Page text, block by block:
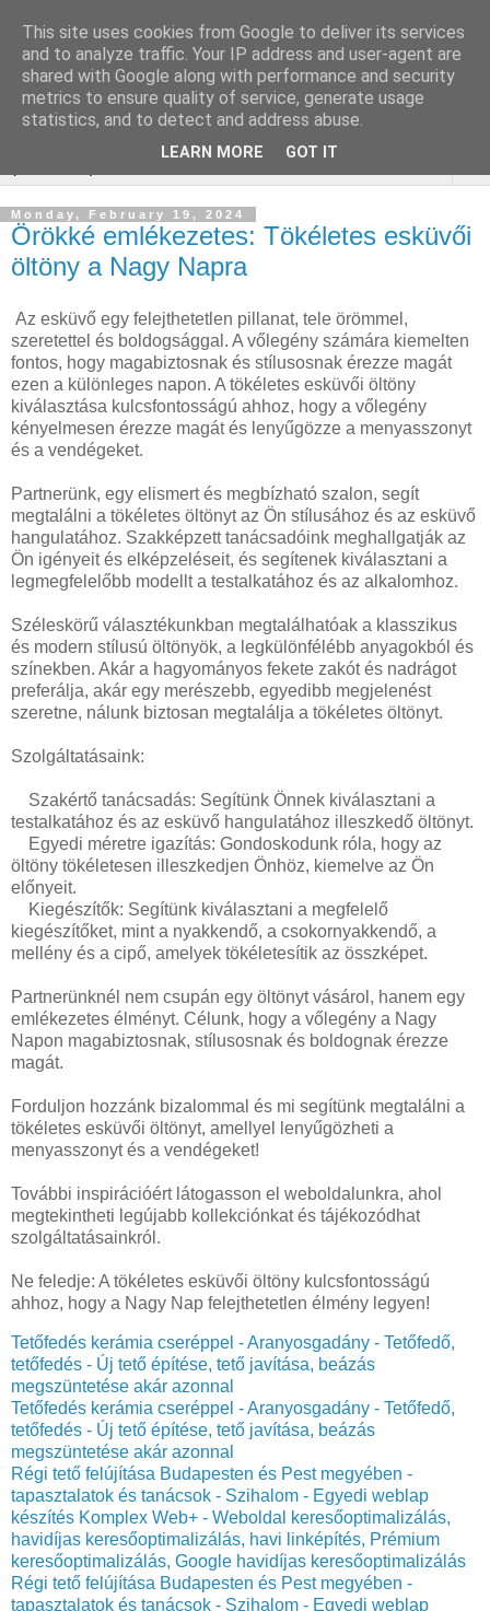
Online Marketing
gurtnicsere
Monday, February 19, 2024
Örökké emlékezetes: Tökéletes esküvői
öltöny a Nagy Napra
Az esküvő egy felejthetetlen pillanat, tele örömmel,
szeretettel és boldogsággal. A vőlegény számára kiemelten
fontos, hogy magabiztosnak és stílusosnak érezze magát
ezen a különleges napon. A tökéletes esküvői öltöny
kiválasztása kulcsfontosságú ahhoz, hogy a vőlegény
kényelmesen érezze magát és lenyűgözze a menyasszonyt
és a vendégeket.
Partnerünk, egy elismert és megbízható szalon, segít
megtalálni a tökéletes öltönyt az Ön stílusához és az esküvő
hangulatához. Szakképzett tanácsadóink meghallgatják az
Ön igényeit és elképzeléseit, és segítenek kiválasztani a
legmegfelelőbb modellt a testalkatához és az alkalomhoz.
Széleskörű választékunkban megtalálhatóak a klasszikus
és modern stílusú öltönyök, a legkülönfélébb anyagokból és
színekben. Akár a hagyományos fekete zakót és nadrágot
preferálja, akár egy merészebb, egyedibb megjelenést
szeretne, nálunk biztosan megtalálja a tökéletes öltönyt.
Szolgáltatásaink:
Szakértő tanácsadás: Segítünk Önnek kiválasztani a
testalkatához és az esküvő hangulatához illeszkedő öltönyt.
Egyedi méretre igazítás: Gondoskodunk róla, hogy az
öltöny tökéletesen illeszkedjen Önhöz, kiemelve az Ön
előnyeit.
Kiegészítők: Segítünk kiválasztani a megfelelő
kiegészítőket, mint a nyakkendő, a csokornyakkendő, a
mellény és a cipő, amelyek tökéletesítik az összképet.
Partnerünknél nem csupán egy öltönyt vásárol, hanem egy
emlékezetes élményt. Célunk, hogy a vőlegény a Nagy
Napon magabiztosnak, stílusosnak és boldognak érezze
magát.
Forduljon hozzánk bizalommal és mi segítünk megtalálni a
tökéletes esküvői öltönyt, amellyel lenyűgözheti a
menyasszonyt és a vendégeket!
További inspirációért látogasson el weboldalunkra, ahol
megtekintheti legújabb kollekciónkat és tájékozódhat
szolgáltatásainkról.
Ne feledje: A tökéletes esküvői öltöny kulcsfontosságú
ahhoz, hogy a Nagy Nap felejthetetlen élmény legyen!
Tetőfedés kerámia cseréppel - Aranyosgadány - Tetőfedő,
tetőfedés - Új tető építése, tető javítása, beázás
megszüntetése akár azonnal
Tetőfedés kerámia cseréppel - Aranyosgadány - Tetőfedő,
tetőfedés - Új tető építése, tető javítása, beázás
megszüntetése akár azonnal
Régi tető felújítása Budapesten és Pest megyében -
tapasztalatok és tanácsok - Szihalom - Egyedi weblap
készítés Komplex Web+ - Weboldal keresőoptimalizálás,
havidíjas keresőoptimalizálás, havi linképítés, Prémium
keresőoptimalizálás, Google havidíjas keresőoptimalizálás
Régi tető felújítása Budapesten és Pest megyében -
tapasztalatok és tanácsok - Szihalom - Egyedi weblap
This site uses cookies from Google to deliver its services
and to analyze traffic. Your IP address and user-agent are
shared with Google along with performance and security
metrics to ensure quality of service, generate usage
statistics, and to detect and address abuse.
LEARN MORE GOT IT